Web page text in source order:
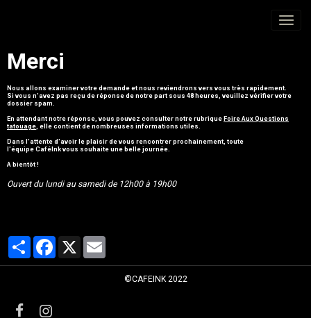
Merci
Nous allons examiner votre demande et nous reviendrons vers vous très rapidement.
Si vous n'avez pas reçu de réponse de notre part sous 48 heures, veuillez vérifier votre
dossier spam.
En attendant notre réponse, vous pouvez consulter notre rubriqueFoire Aux Questions
tatouage , elle contient de nombreuses informations utiles.
Dans l'attente d'avoir le plaisir de vous rencontrer prochainement, toute
l'équipe CaféInk vous souhaite une belle journée.
A bientôt !
Ouvert du lundi au samedi de 12h00 à 19h00
PartagerFacebook
©CAFEINK 2022